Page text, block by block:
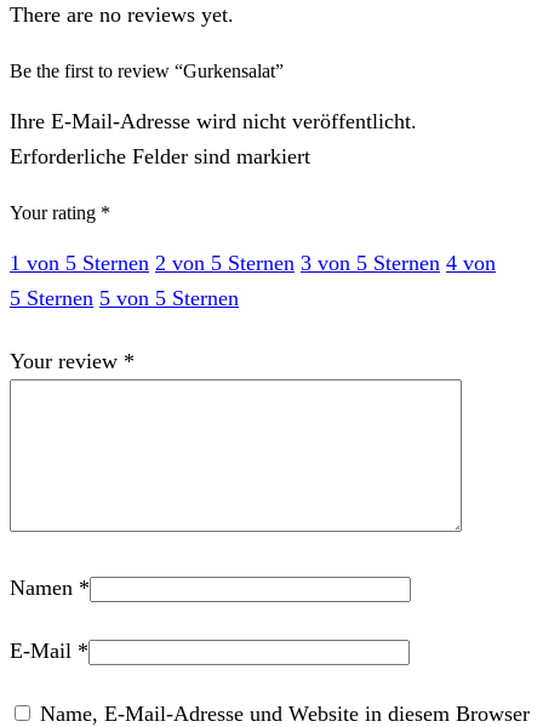
There are no reviews yet.
Be the first to review “Gurkensalat”
Ihre E-Mail-Adresse wird nicht veröffentlicht.
Erforderliche Felder sind markiert
Your rating *
1 von 5 Sternen 2 von 5 Sternen 3 von 5 Sternen 4 von
5 Sternen 5 von 5 Sternen
Your review *
Namen *
E-Mail *
Name, E-Mail-Adresse und Website in diesem Browser